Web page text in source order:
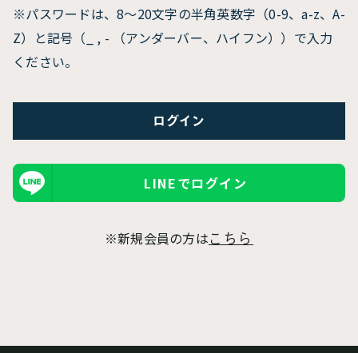
※パスワードは、8〜20文字の半角英数字（0-9、a-z、A-
Z）と記号（_ , - （アンダーバー、ハイフン））で入力
ください。
LINEでログイン
※新規会員の方は こちら